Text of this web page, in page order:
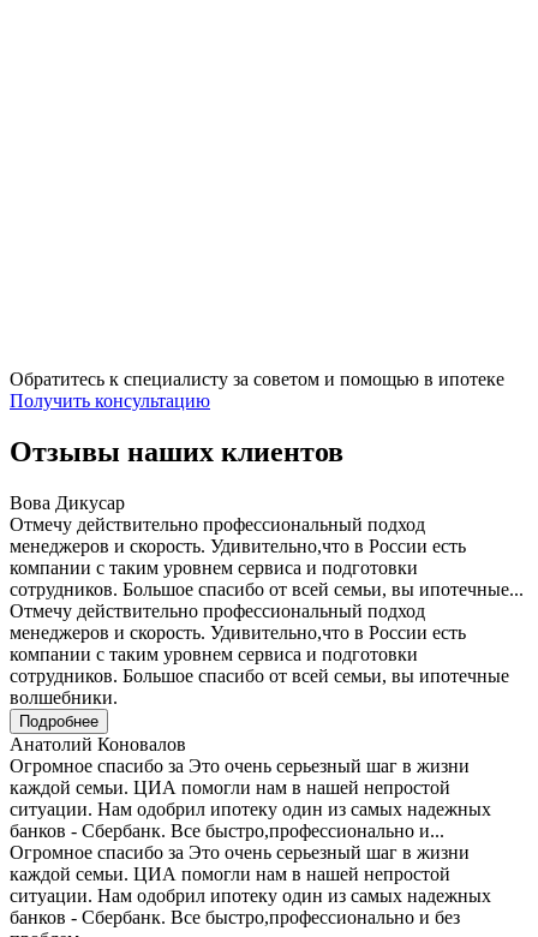
Обратитесь к специалисту за советом и помощью в ипотеке
Получить консультацию
Отзывы наших клиентов
Вова Дикусар
Отмечу действительно профессиональный подход
менеджеров и скорость. Удивительно,что в России есть
компании с таким уровнем сервиса и подготовки
сотрудников. Большое спасибо от всей семьи, вы ипотечные...
Отмечу действительно профессиональный подход
менеджеров и скорость. Удивительно,что в России есть
компании с таким уровнем сервиса и подготовки
сотрудников. Большое спасибо от всей семьи, вы ипотечные
волшебники.
Подробнее
Анатолий Коновалов
Огромное спасибо за Это очень серьезный шаг в жизни
каждой семьи. ЦИА помогли нам в нашей непростой
ситуации. Нам одобрил ипотеку один из самых надежных
банков - Сбербанк. Все быстро,профессионально и...
Огромное спасибо за Это очень серьезный шаг в жизни
каждой семьи. ЦИА помогли нам в нашей непростой
ситуации. Нам одобрил ипотеку один из самых надежных
банков - Сбербанк. Все быстро,профессионально и без